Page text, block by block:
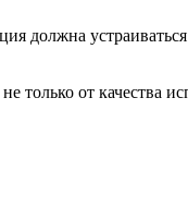
должна
только от качества